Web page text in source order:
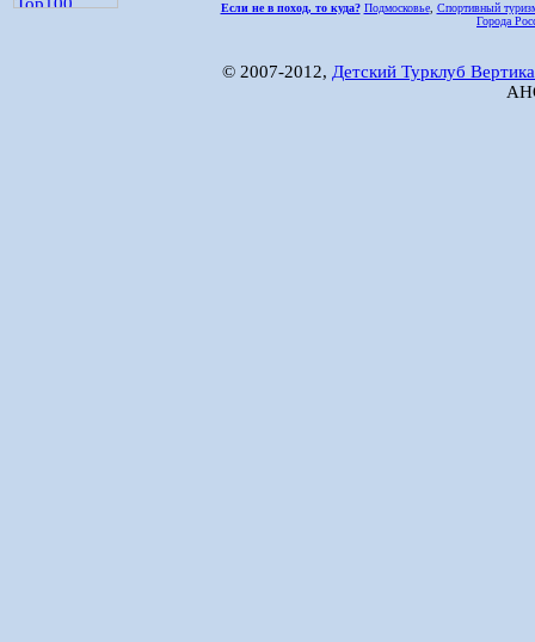
Если не в поход, то куда? Подмосковье, Спортивный
Города
© 2007-2012, Детский Турклуб